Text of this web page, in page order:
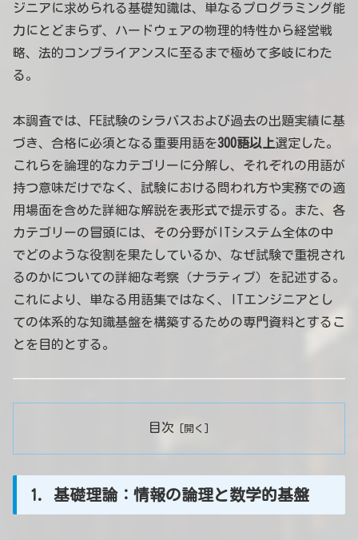
ジニアに求められる基礎知識は、単なるプログラミング能
力にとどまらず、ハードウェアの物理的特性から経営戦
略、法的コンプライアンスに至るまで極めて多岐にわた
る。
本調査では、FE試験のシラバスおよび過去の出題実績に基
づき、合格に必須となる重要用語を300語以上選定した。
これらを論理的なカテゴリーに分解し、それぞれの用語が
持つ意味だけでなく、試験における問われ方や実務での適
用場面を含めた詳細な解説を表形式で提示する。また、各
カテゴリーの冒頭には、その分野がITシステム全体の中
でどのような役割を果たしているか、なぜ試験で重視され
るのかについての詳細な考察（ナラティブ）を記述する。
これにより、単なる用語集ではなく、ITエンジニアとし
ての体系的な知識基盤を構築するための専門資料とするこ
とを目的とする。
目次
1. 基礎理論：情報の論理と数学的基盤